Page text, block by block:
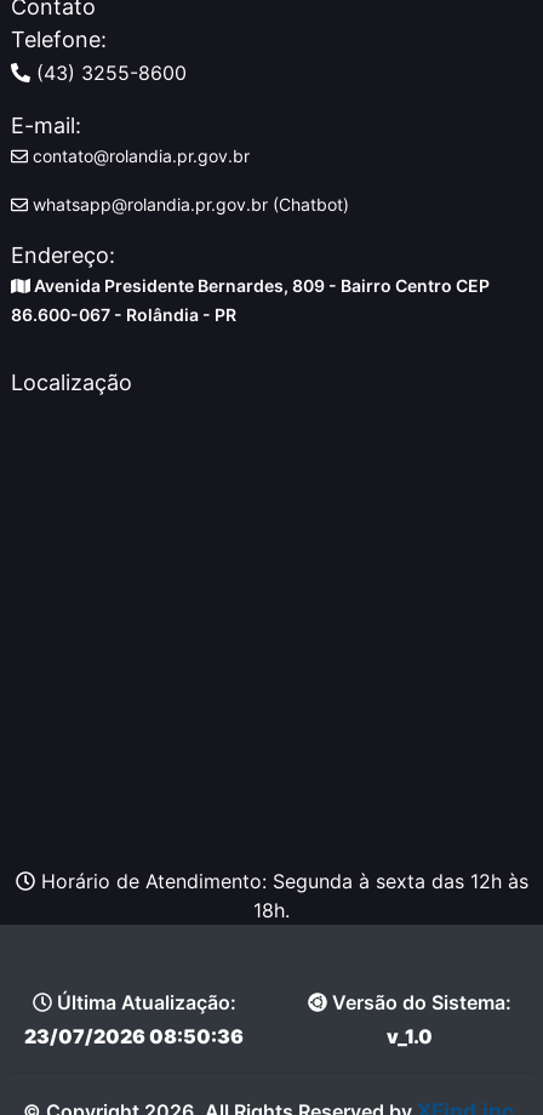
Contato
Telefone:
(43) 3255-8600
E-mail:
contato@rolandia.pr.gov.br
whatsapp@rolandia.pr.gov.br (Chatbot)
Endereço:
Avenida Presidente Bernardes, 809 - Bairro Centro CEP
86.600-067 - Rolândia - PR
Localização
Horário de Atendimento: Segunda à sexta das 12h às
18h.
Última Atualização:
23/07/2026 08:50:36
Versão do Sistema:
v_1.0